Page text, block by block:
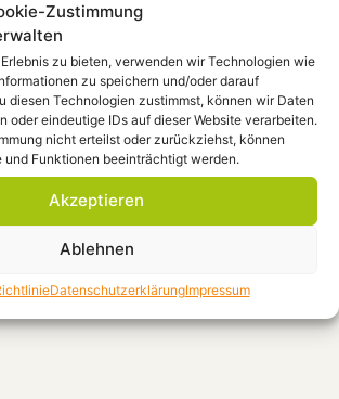
Zustimmung
zu bieten, verwenden wir Technologien wie
zu speichern und/oder darauf
diesen Technologien zustimmst, können wir Daten
oder eindeutige IDs auf dieser Website verarbeiten.
nicht erteilst oder zurückziehst, können
und Funktionen beeinträchtigt werden.
Akzeptieren
Ablehnen
DatenschutzerklärungImpressum
1101 9938 00
filtern